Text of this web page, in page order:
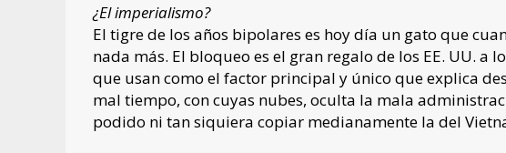
¿El imperialismo?
El tigre de los años bipolares es hoy día un gato que
nada más. El bloqueo es el gran regalo de los EE. UU. a
que usan como el factor principal y único que explica
mal tiempo, con cuyas nubes, oculta la mala
podido ni tan siquiera copiar medianamente la del